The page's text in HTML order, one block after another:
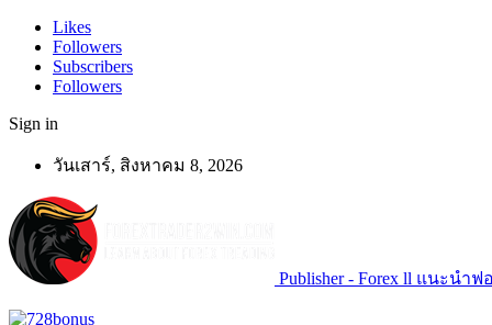
Likes
Followers
Subscribers
Followers
Sign in
วันเสาร์, สิงหาคม 8, 2026
Publisher - Forex ll แนะนำ